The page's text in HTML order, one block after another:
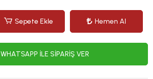
Sepete Ekle Hemen Al
WHATSAPP İLE SİPARİŞ VER